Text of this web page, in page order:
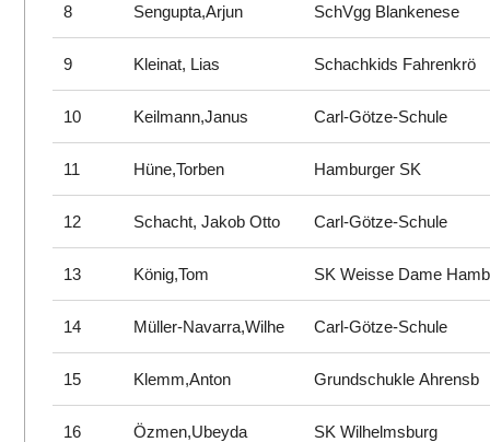
8 Sengupta,Arjun SchVgg Blankenese
9 Kleinat, Lias Schachkids Fahrenkrö
10 Keilmann,Janus Carl-Götze-Schule
11 Hüne,Torben Hamburger SK
12 Schacht, Jakob Otto Carl-Götze-Schule
13 König,Tom SK Weisse Dame
14 Müller-Navarra,Wilhe Carl-Götze-Schule
15 Klemm,Anton Grundschukle Ahrensb
16 Özmen,Ubeyda SK Wilhelmsburg